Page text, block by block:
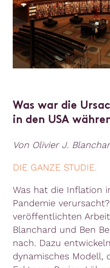
Was war die
in den USA
Von Olivier J.
DIE GANZE STUDIE.
Was hat die Inflation
Pandemie
veröffentlichten
Blanchard und Ben
nach. Dazu
dynamisches Modell,